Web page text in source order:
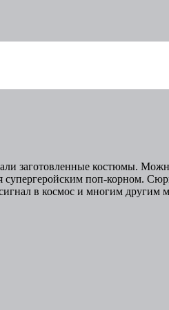
заготовленные костюмы.
супергеройским поп-корном.
в космос и многим другим